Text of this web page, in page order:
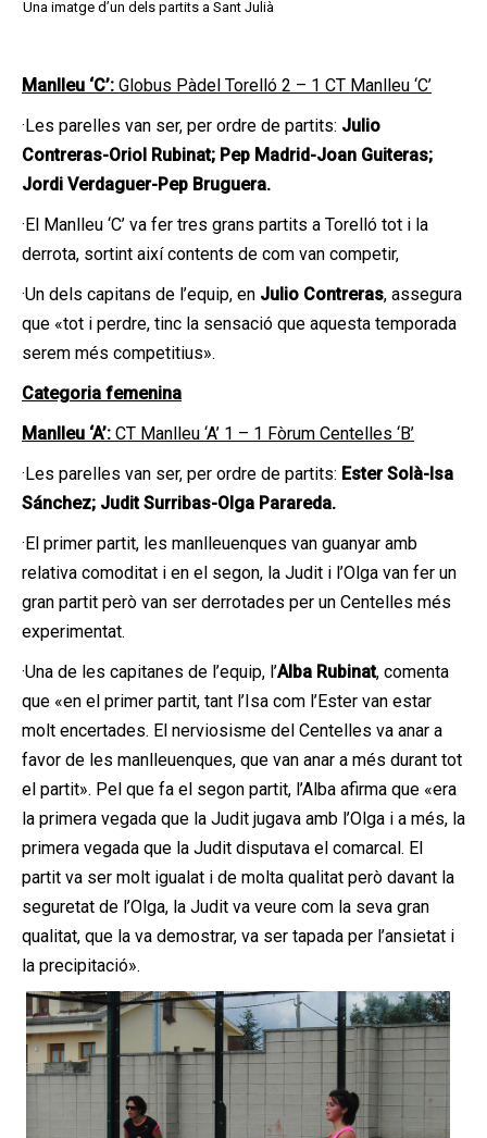
Una imatge d’un dels partits a Sant Julià
Manlleu ‘C’: Globus Pàdel Torelló 2 – 1 CT Manlleu ‘C’
·Les parelles van ser, per ordre de partits: Julio
Contreras-Oriol Rubinat; Pep Madrid-Joan Guiteras;
Jordi Verdaguer-Pep Bruguera.
·El Manlleu ‘C’ va fer tres grans partits a Torelló tot i la
derrota, sortint així contents de com van competir,
·Un dels capitans de l’equip, en Julio Contreras, assegura
que «tot i perdre, tinc la sensació que aquesta temporada
serem més competitius».
Categoria femenina
Manlleu ‘A’: CT Manlleu ‘A’ 1 – 1 Fòrum Centelles ‘B’
·Les parelles van ser, per ordre de partits: Ester Solà-Isa
Sánchez; Judit Surribas-Olga Parareda.
·El primer partit, les manlleuenques van guanyar amb
relativa comoditat i en el segon, la Judit i l’Olga van fer un
gran partit però van ser derrotades per un Centelles més
experimentat.
·Una de les capitanes de l’equip, l’Alba Rubinat, comenta
que «en el primer partit, tant l’Isa com l’Ester van estar
molt encertades. El nerviosisme del Centelles va anar a
favor de les manlleuenques, que van anar a més durant tot
el partit». Pel que fa el segon partit, l’Alba afirma que «era
la primera vegada que la Judit jugava amb l’Olga i a més, la
primera vegada que la Judit disputava el comarcal. El
partit va ser molt igualat i de molta qualitat però davant la
seguretat de l’Olga, la Judit va veure com la seva gran
qualitat, que la va demostrar, va ser tapada per l’ansietat i
la precipitació».